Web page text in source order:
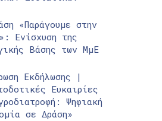
«Παράγουμε στην
Ενίσχυση της
Βάσης των ΜμΕ
Εκδήλωσης |
Ευκαιρίες
Ψηφιακή
σε Δράση»